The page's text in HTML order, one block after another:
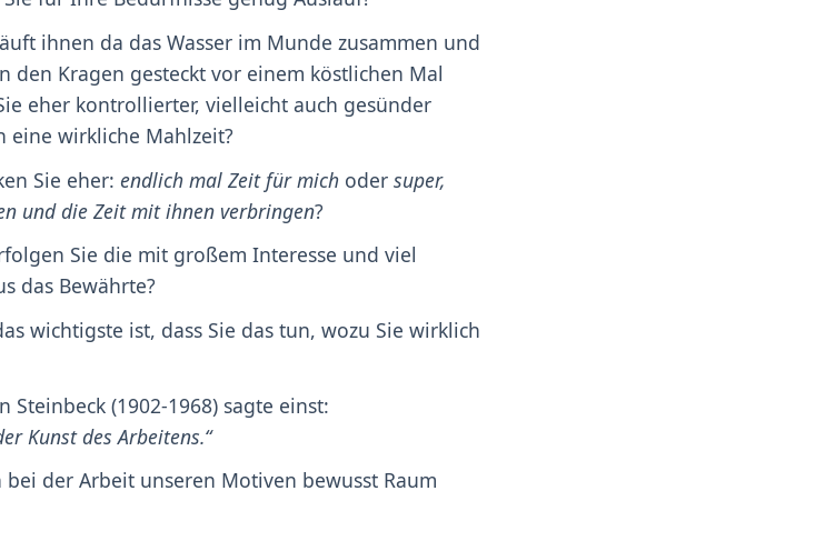
ihnen da das Wasser im Munde zusammen und
den Kragen gesteckt vor einem köstlichen Mal
eher kontrollierter, vielleicht auch gesünder
wirkliche Mahlzeit?
Sie eher:endlich mal Zeit für mich odersuper,
und die Zeit mit ihnen verbringen?
Sie die mit großem Interesse und viel
das Bewährte?
wichtigste ist, dass Sie das tun, wozu Sie wirklich
Steinbeck (1902-1968) sagte einst:
Kunst des Arbeitens.“
der Arbeit unseren Motiven bewusst Raum